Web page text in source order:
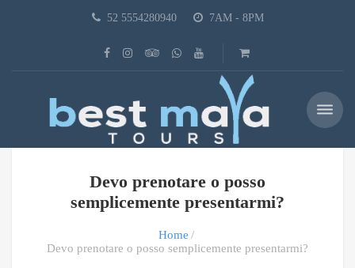
52 5554280940 7AM - 8PM
Devo prenotare o posso
semplicemente presentarmi?
Home
Devo prenotare o posso semplicemente presentarmi?